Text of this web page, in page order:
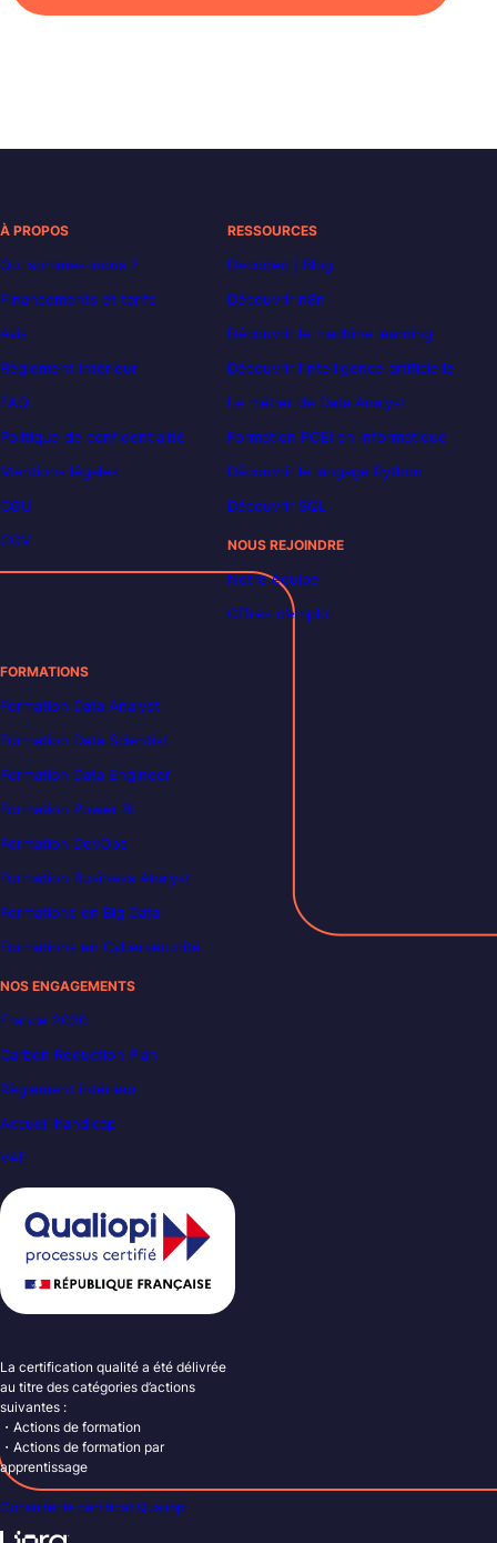
À PROPOS
Qui sommes-nous ?
Financements et tarifs
Avis
Règlement intérieur
FAQ
Politique de confidentialité
Mentions légales
CGU
CGV
RESSOURCES
Decoded | Blog
Découvrir n8n
Découvrir le machine learning
Découvrir l’intelligence artificielle
Le métier de Data Analyst
Formation POEI en informatique
Découvrir le langage Python
Découvrir SQL
NOUS REJOINDRE
Notre équipe
Offres d’emploi
FORMATIONS
Formation Data Analyst
Formation Data Scientist
Formation Data Engineer
Formation Power BI
Formation DevOps
Formation Business Analyst
Formations en Big Data
Formations en Cybersécurité
NOS ENGAGEMENTS
France 2030
Carbon Reduction Plan
Règlement intérieur
Accueil handicap
VAE
La certification qualité a été délivrée
au titre des catégories d’actions
suivantes :
・Actions de formation
・Actions de formation par
apprentissage
Consulter le certificat Qualiopi